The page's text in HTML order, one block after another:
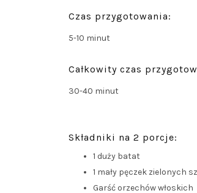
Czas przygotowania:
5-10 minut
Całkowity czas
30-40 minut
Składniki na 2 porcje:
1 duży batat
1 mały pęczek zielonych
Garść orzechów włoskich